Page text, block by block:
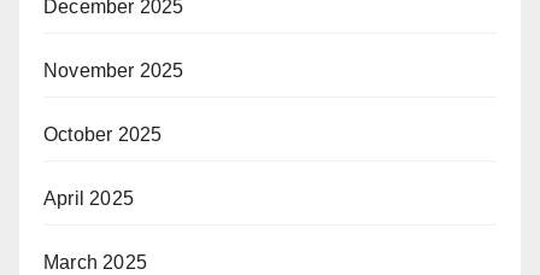
December 2025
November 2025
October 2025
April 2025
March 2025